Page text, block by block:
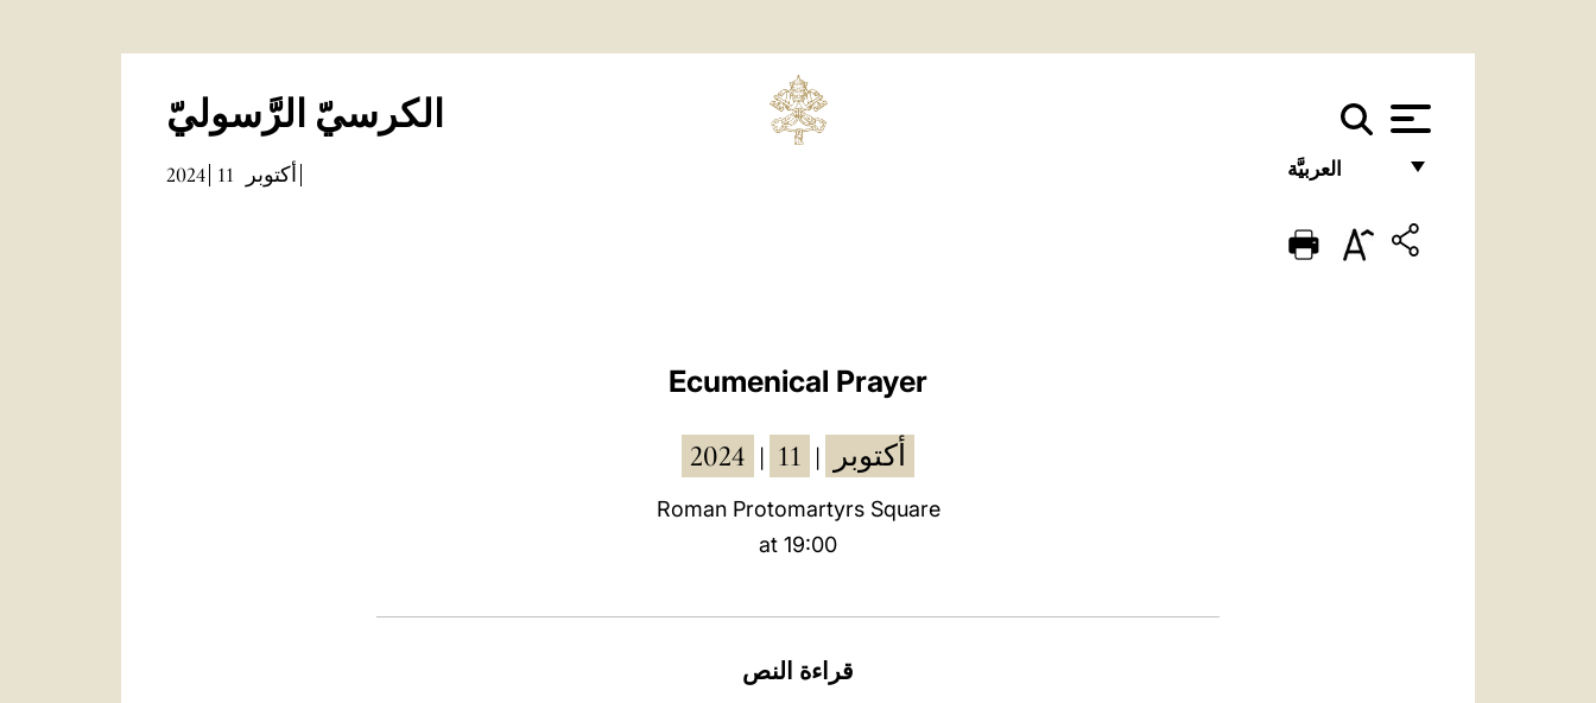
الكرسيّ الرَّسوليّ
العربيَّة
ENGLISH
2024 أكتوبر 11
Ecumenical Prayer
2024 أكتوبر 11
Roman Protomartyrs Square
at 19:00
قراءة النص